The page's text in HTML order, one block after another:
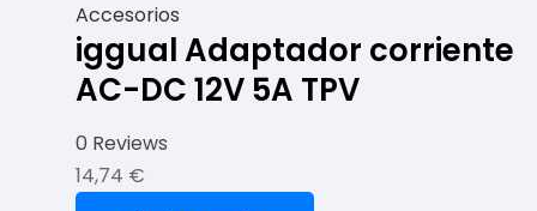
Accesorios
iggual Adaptador corriente
AC-DC 12V 5A TPV
0 Reviews
14,74 €